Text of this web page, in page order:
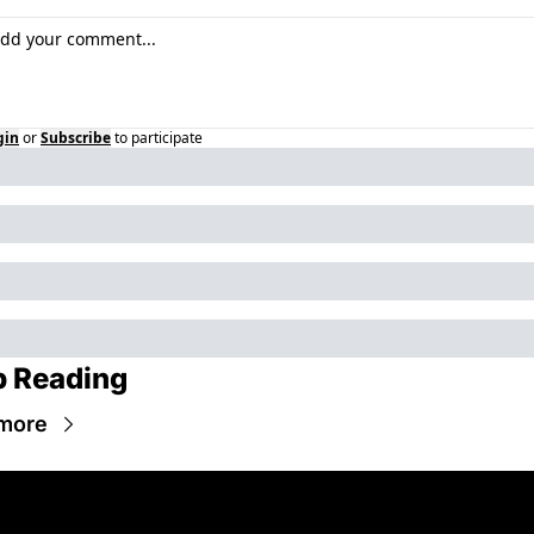
orSubscribeto participate
Reading